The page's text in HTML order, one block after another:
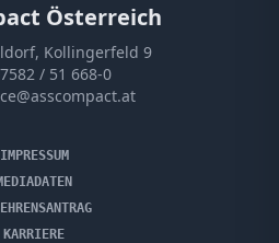
Österreich
Kollingerfeld 9
/ 51 668-0
IMPRESSUM
KARRIERE